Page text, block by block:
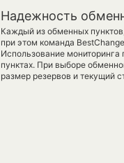
Надежность
Каждый из обменных
при этом команда
Использование
пунктах. При выборе
размер резервов и текущий